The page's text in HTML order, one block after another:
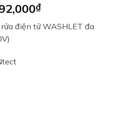
₫Current
price
is:
điện tử WASHLET đa